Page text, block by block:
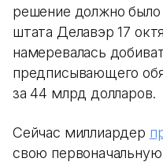
решение должно
штата Делавэр 17
намеревалась
предписывающего
за 44 млрд долларов.
Сейчас миллиардер
свою